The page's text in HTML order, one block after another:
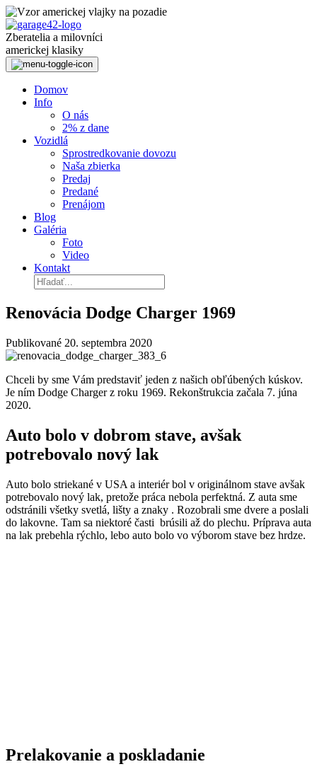
Preskočiť
k
obsahu
Zberatelia a milovníci
americkej klasiky
Domov
Info
O nás
2% z dane
Vozidlá
Sprostredkovanie dovozu
Naša zbierka
Predaj
Predané
Prenájom
Blog
Galéria
Foto
Video
Kontakt
Renovácia Dodge Charger 1969
Publikované 20. septembra 2020
Chceli by sme Vám predstaviť jeden z našich obľúbených kúskov.
Je ním Dodge Charger z roku 1969. Rekonštrukcia začala 7. júna
2020.
Auto bolo v dobrom stave, avšak
potrebovalo nový lak
Auto bolo striekané v USA a interiér bol v originálnom stave avšak
potrebovalo nový lak, pretože práca nebola perfektná. Z auta sme
odstránili všetky svetlá, lišty a znaky . Rozobrali sme dvere a poslali
do lakovne. Tam sa niektoré časti brúsili až do plechu. Príprava auta
na lak prebehla rýchlo, lebo auto bolo vo výborom stave bez hrdze.
Prelakovanie a poskladanie